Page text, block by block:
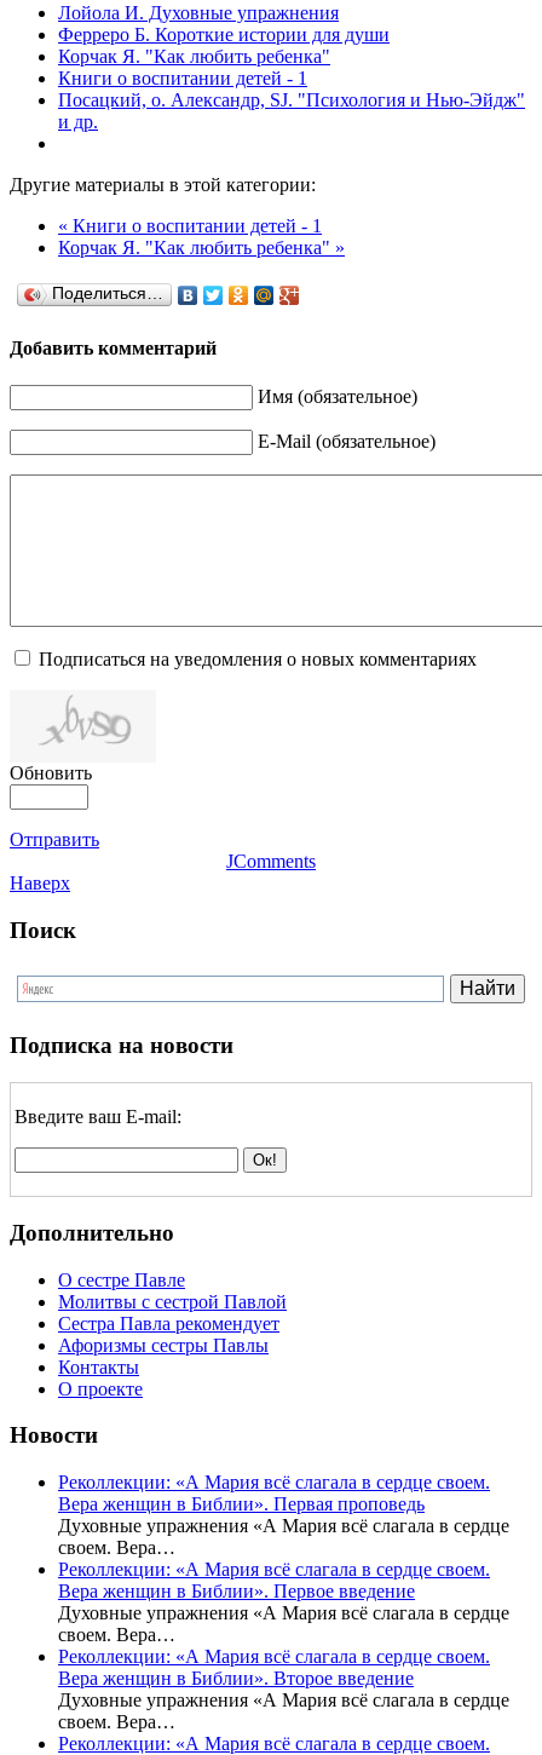
Лойола И. Духовные упражнения
Ферреро Б. Короткие истории для души
Корчак Я. "Как любить ребенка"
Книги о воспитании детей - 1
Посацкий, о. Александр, SJ. "Психология и Нью-Эйдж"
и др.
Другие материалы в этой категории:
« Книги о воспитании детей - 1
Корчак Я. "Как любить ребенка" »
Поделиться…
Добавить комментарий
Имя (обязательное)
E-Mail (обязательное)
Подписаться на уведомления о новых комментариях
Обновить
Отправить
JComments
Наверх
Поиск
Подписка на новости
Введите ваш E-mail:
Дополнительно
О сестре Павле
Молитвы с сестрой Павлой
Сестра Павла рекомендует
Афоризмы сестры Павлы
Контакты
О проекте
Новости
Реколлекции: «А Мария всё слагала в сердце своем.
Вера женщин в Библии». Первая проповедь
Духовные упражнения «А Мария всё слагала в сердце
своем. Вера…
Реколлекции: «А Мария всё слагала в сердце своем.
Вера женщин в Библии». Первое введение
Духовные упражнения «А Мария всё слагала в сердце
своем. Вера…
Реколлекции: «А Мария всё слагала в сердце своем.
Вера женщин в Библии». Второе введение
Духовные упражнения «А Мария всё слагала в сердце
своем. Вера…
Реколлекции: «А Мария всё слагала в сердце своем.